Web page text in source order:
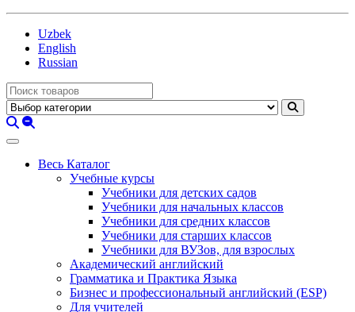
Uzbek
English
Russian
Весь Каталог
Учебные курсы
Учебники для детских садов
Учебники для начальных классов
Учебники для средних классов
Учебники для старших классов
Учебники для ВУЗов, для взрослых
Академический английский
Грамматика и Практика Языка
Бизнес и профессиональный английский (ESP)
Для учителей